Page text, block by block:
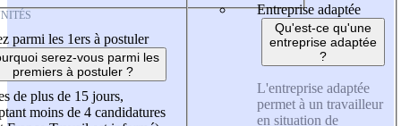
parmi les 1ers à postuler
serez-vous parmi les
premiers à postuler ?
de plus de 15 jours,
moins de 4 candidatures
Entreprise adaptée
Qu'est-ce qu'une
entreprise adaptée
?
L'entreprise adaptée
permet à un travailleur
en situation de